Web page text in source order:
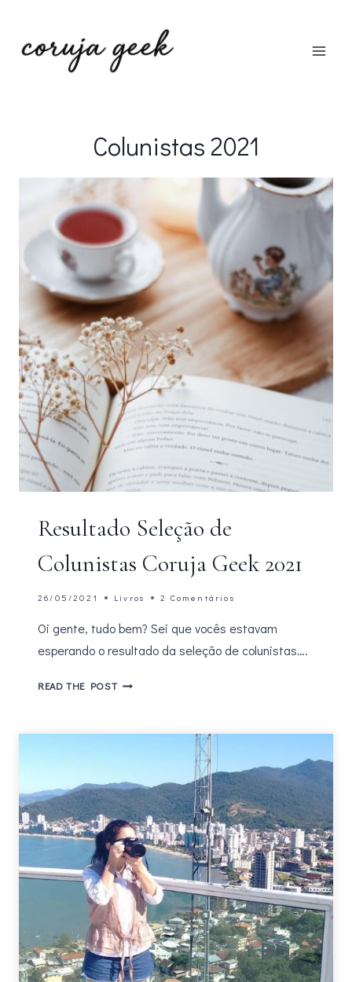
Colunistas 2021
Resultado Seleção de
Colunistas Coruja Geek 2021
26/05/2021 Livros 2 Comentários
Oi gente, tudo bem? Sei que vocês estavam
esperando o resultado da seleção de colunistas….
READ THE POSTRESULTADO
COLUNISTAS
2021